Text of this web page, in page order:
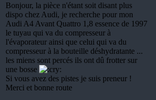
Bonjour, la pièce n'étant soit disant plus
dispo chez Audi, je recherche pour mon
Audi A4 Avant Quattro 1,8 essence de 1997
le tuyau qui va du compresseur à
l'évaporateur ainsi que celui qui va du
compresseur à la bouteille déshydratante ...
les miens sont percés ils ont dû frotter sur
une bosse
Si vous avez des pistes je suis preneur !
Merci et bonne route